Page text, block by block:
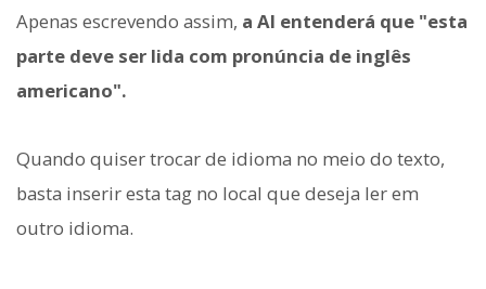
Apenas escrevendo assim, a AI entenderá que "esta
parte deve ser lida com pronúncia de inglês
americano".
Quando quiser trocar de idioma no meio do texto,
basta inserir esta tag no local que deseja ler em
outro idioma.